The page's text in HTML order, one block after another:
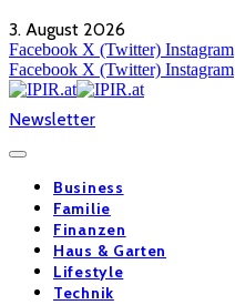
3. August 2026
Facebook X (Twitter) Instagram
Facebook X (Twitter) Instagram
Newsletter
Business
Familie
Finanzen
Haus & Garten
Lifestyle
Technik